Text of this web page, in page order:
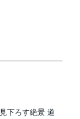
下ろす絶景 道